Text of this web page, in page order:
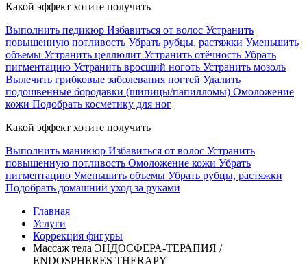
Какой эффект хотите получить
Выполнить педикюр Избавиться от волос Устранить
повышенную потливость Убрать рубцы, растяжки Уменьшить
объемы Устранить целлюлит Устранить отёчность Убрать
пигментацию Устранить вросший ноготь Устранить мозоль
Вылечить грибковые заболевания ногтей Удалить
подошвенные бородавки (шипицы/папилломы) Омоложение
кожи Подобрать косметику для ног
Какой эффект хотите получить
Выполнить маникюр Избавиться от волос Устранить
повышенную потливость Омоложение кожи Убрать
пигментацию Уменьшить объемы Убрать рубцы, растяжки
Подобрать домашний уход за руками
Главная
Услуги
Коррекция фигуры
Массаж тела ЭНДОСФЕРА-ТЕРАПИЯ /
ENDOSPHERES THERAPY